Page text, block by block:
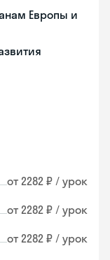
Европы и
от 2282 ₽ / урок
от 2282 ₽ / урок
от 2282 ₽ / урок